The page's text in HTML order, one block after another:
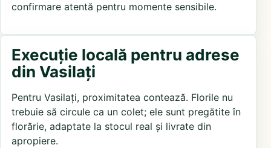
confirmare atentă pentru momente sensibile.
Execuție locală pentru adrese
din Vasilați
Pentru Vasilați, proximitatea contează. Florile nu
trebuie să circule ca un colet; ele sunt pregătite în
florărie, adaptate la stocul real și livrate din
apropiere.